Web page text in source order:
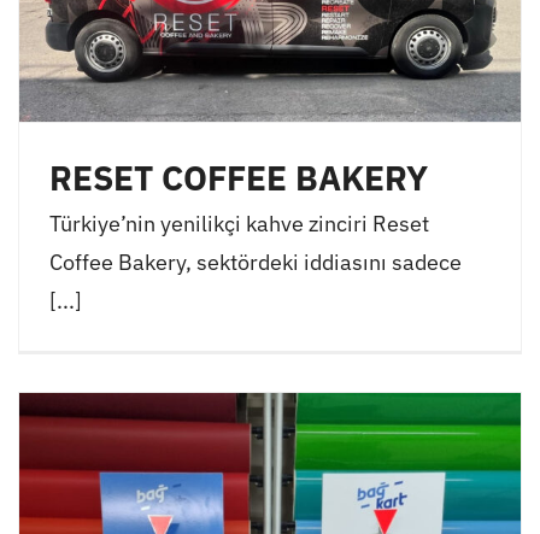
RESET COFFEE BAKERY
Türkiye’nin yenilikçi kahve zinciri Reset
Coffee Bakery, sektördeki iddiasını sadece
[...]